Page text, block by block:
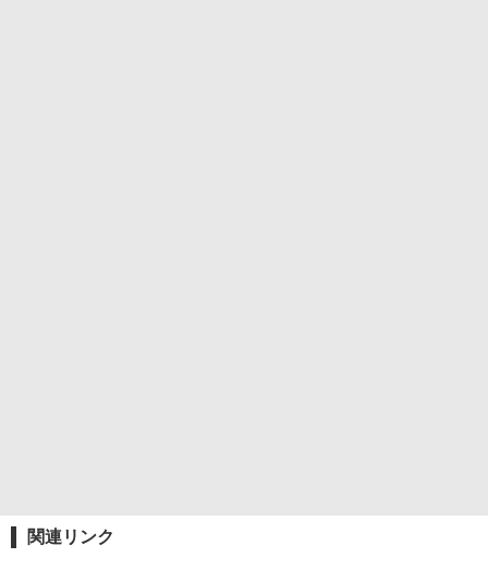
関連リンク